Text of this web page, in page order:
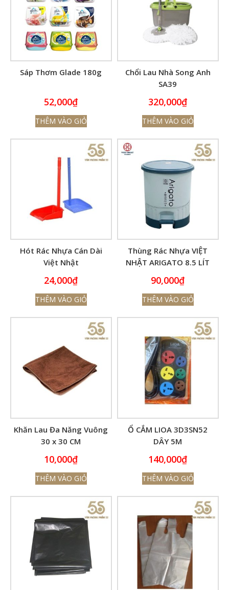
Sáp Thơm Glade 180g
52,000₫
THÊM VÀO GIỎ
Chổi Lau Nhà Song Anh
SA39
320,000₫
THÊM VÀO GIỎ
Hót Rác Nhựa Cán Dài
Việt Nhật
24,000₫
THÊM VÀO GIỎ
Thùng Rác Nhựa VIỆT
NHẬT ARIGATO 8.5 LÍT
CAO CẤP 8022
90,000₫
THÊM VÀO GIỎ
Khăn Lau Đa Năng Vuông
30 x 30 CM
10,000₫
THÊM VÀO GIỎ
Ổ CẮM LIOA 3D3SN52
DÂY 5M
140,000₫
THÊM VÀO GIỎ